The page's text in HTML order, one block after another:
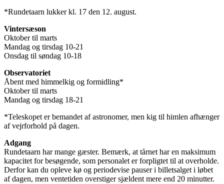
*Rundetaarn lukker kl. 17 den 12. august.
Vintersæson
Oktober til marts
Mandag og tirsdag 10-21
Onsdag til søndag 10-18
Observatoriet
Åbent med himmelkig og formidling*
Oktober til marts
Mandag og tirsdag 18-21
*Teleskopet er bemandet af astronomer, men kig til himlen afhænger
af vejrforhold på dagen.
Adgang
Rundetaarn har mange gæster. Bemærk, at tårnet har en maksimum
kapacitet for besøgende, som personalet er forpligtet til at overholde.
Derfor kan du opleve kø og periodevise pauser i billetsalget i løbet
af dagen, men ventetiden overstiger sjældent mere end 20 minutter.